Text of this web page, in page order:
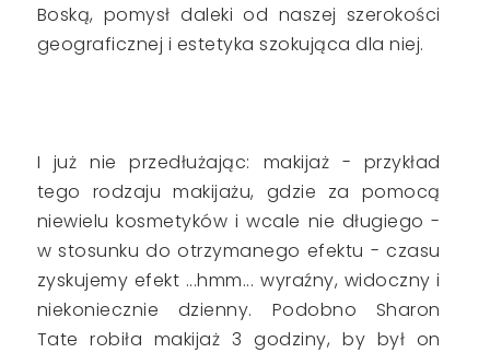
Boską, pomysł daleki od naszej szerokości
geograficznej i estetyka szokująca dla niej.
I już nie przedłużając: makijaż - przykład
tego rodzaju makijażu, gdzie za pomocą
niewielu kosmetyków i wcale nie długiego -
w stosunku do otrzymanego efektu - czasu
zyskujemy efekt ...hmm... wyraźny, widoczny i
niekoniecznie dzienny. Podobno Sharon
Tate robiła makijaż 3 godziny, by był on